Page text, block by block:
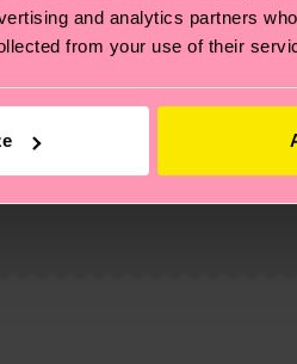
and analytics partners
from your use of their
ma include
(e qualche dritta utile)? Dai
Tieni presente che si